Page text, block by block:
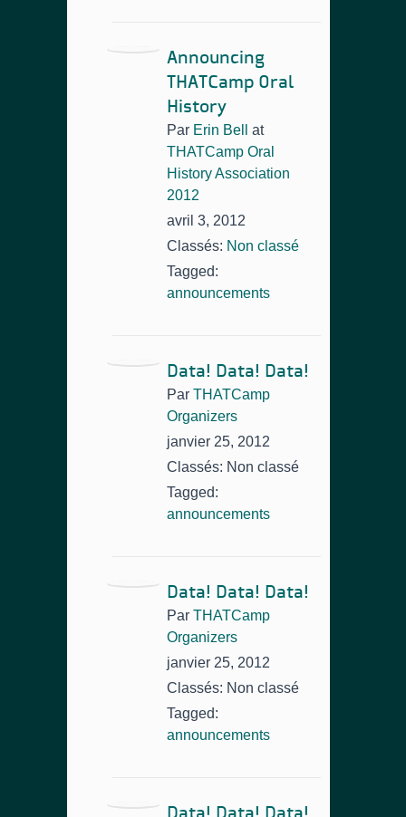
Announcing
THATCamp Oral
History
Par Erin Bell
at
THATCamp Oral
History Association
2012
avril 3, 2012
Classés: Non classé
Tagged:
announcements
Data! Data! Data!
Par THATCamp
Organizers
janvier 25, 2012
Classés: Non classé
Tagged:
announcements
Data! Data! Data!
Par THATCamp
Organizers
janvier 25, 2012
Classés: Non classé
Tagged:
announcements